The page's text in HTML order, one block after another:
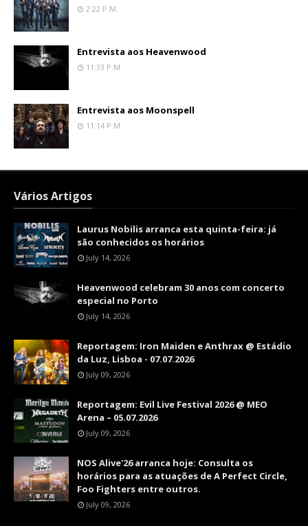
2:22 P.m.
Entrevista aos Heavenwood
11:33 P.m.
Entrevista aos Moonspell
11:14 P.m.
Vários Artigos
Laurus Nobilis arranca esta quinta-feira: já
são conhecidos os horários
July 14, 2026
Heavenwood celebram 30 anos com concerto
especial no Porto
July 14, 2026
Reportagem: Iron Maiden e Anthrax @ Estádio
da Luz, Lisboa - 07.07.2026
July 09, 2026
Reportagem: Evil Live Festival 2026 @ MEO
Arena – 05.07.2026
July 09, 2026
NOS Alive'26 arranca hoje: Consulta os
horários para as atuações de A Perfect Circle,
Foo Fighters entre outros.
July 09, 2026